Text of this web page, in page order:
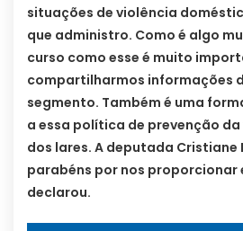
situações de violência
que administro. Como é algo
curso como esse é muito
compartilharmos informações
segmento. Também é uma
a essa política de prevenção
dos lares. A deputada Cristiane
parabéns por nos proporcionar
declarou.